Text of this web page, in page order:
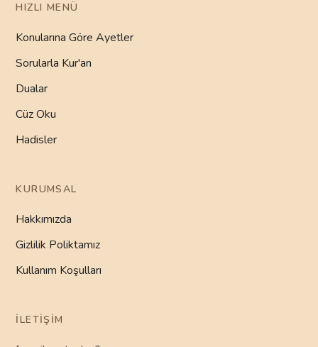
HIZLI MENÜ
Konularına Göre Ayetler
Sorularla Kur'an
Dualar
Cüz Oku
Hadisler
KURUMSAL
Hakkımızda
Gizlilik Poliktamız
Kullanım Koşulları
İLETIŞIM